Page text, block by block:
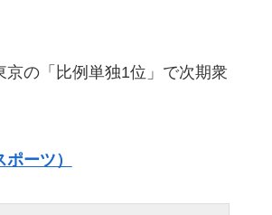
の「比例単独1位」で次期衆
ーツ）